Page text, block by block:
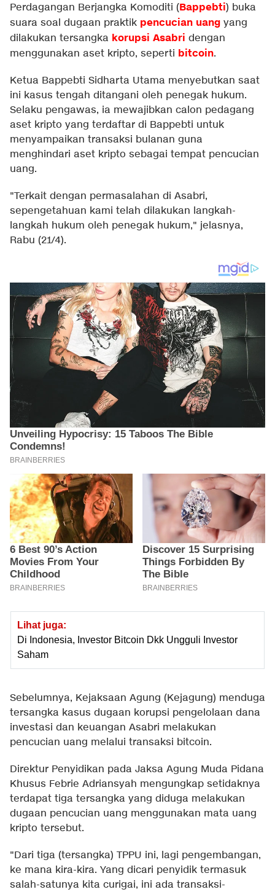
Perdagangan Berjangka Komoditi (Bappebti) buka
suara soal dugaan praktik pencucian uang yang
dilakukan tersangka korupsi Asabri dengan
menggunakan aset kripto, seperti bitcoin.
Ketua Bappebti Sidharta Utama menyebutkan saat
ini kasus tengah ditangani oleh penegak hukum.
Selaku pengawas, ia mewajibkan calon pedagang
aset kripto yang terdaftar di Bappebti untuk
menyampaikan transaksi bulanan guna
menghindari aset kripto sebagai tempat pencucian
uang.
"Terkait dengan permasalahan di Asabri,
sepengetahuan kami telah dilakukan langkah-
langkah hukum oleh penegak hukum," jelasnya,
Rabu (21/4).
Lihat juga:
Di Indonesia, Investor Bitcoin Dkk Ungguli Investor
Saham
Sebelumnya, Kejaksaan Agung (Kejagung) menduga
tersangka kasus dugaan korupsi pengelolaan dana
investasi dan keuangan Asabri melakukan
pencucian uang melalui transaksi bitcoin.
Direktur Penyidikan pada Jaksa Agung Muda Pidana
Khusus Febrie Adriansyah mengungkap setidaknya
terdapat tiga tersangka yang diduga melakukan
dugaan pencucian uang menggunakan mata uang
kripto tersebut.
"Dari tiga (tersangka) TPPU ini, lagi pengembangan,
ke mana kira-kira. Yang dicari penyidik termasuk
salah-satunya kita curigai, ini ada transaksi-